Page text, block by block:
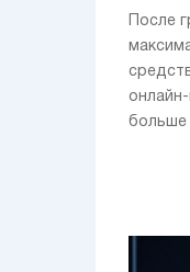
После
больше